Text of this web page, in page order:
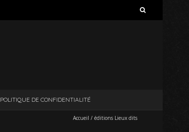
POLITIQUE DE CONFIDENTIALITÉ
Accueil /éditions Lieux dits